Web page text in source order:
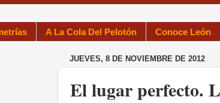
A La Cola Del Pelotón Conoce León
JUEVES, 8 DE NOVIEMBRE DE 2012
El lugar perfecto.